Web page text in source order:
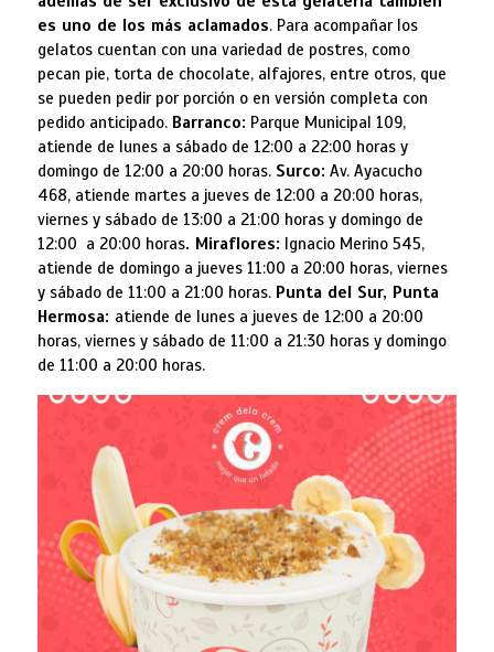
es uno de los más aclamados. Para acompañar los
gelatos cuentan con una variedad de postres, como
pecan pie, torta de chocolate, alfajores, entre otros, que
se pueden pedir por porción o en versión completa con
pedido anticipado. Barranco: Parque Municipal 109,
atiende de lunes a sábado de 12:00 a 22:00 horas y
domingo de 12:00 a 20:00 horas. Surco: Av. Ayacucho
468, atiende martes a jueves de 12:00 a 20:00 horas,
viernes y sábado de 13:00 a 21:00 horas y domingo de
12:00 a 20:00 horas. Miraflores: Ignacio Merino 545,
atiende de domingo a jueves 11:00 a 20:00 horas, viernes
y sábado de 11:00 a 21:00 horas. Punta del Sur, Punta
Hermosa: atiende de lunes a jueves de 12:00 a 20:00
horas, viernes y sábado de 11:00 a 21:30 horas y domingo
de 11:00 a 20:00 horas.